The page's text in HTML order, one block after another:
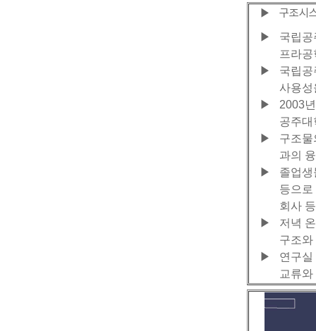
▶ 구조시
▶
국립
프라
▶
국립
사용성
▶
2003
공주대
▶
구조물
과의
▶
졸업
등으
회사
▶
저녁
구조와
▶
연구
교류